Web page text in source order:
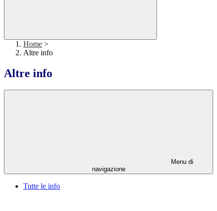
Home >
Altre info
Altre info
Menu di
navigazione
Tutte le info